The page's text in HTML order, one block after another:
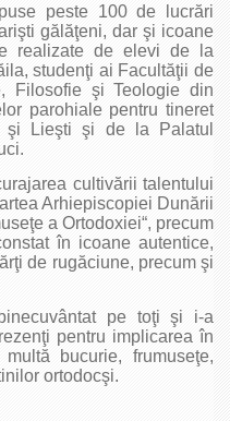
peste 100 de lucrări
gălăţeni, dar şi icoane
realizate de elevi de la
studenţi ai Facultăţii de
Filosofie şi Teologie din
parohiale pentru tineret
şi Lieşti şi de la Palatul
cultivării talentului
Arhiepiscopiei Dunării
a Ortodoxiei“, precum
în icoane autentice,
de rugăciune, precum şi
pe toţi şi i-a
pentru implicarea în
bucurie, frumuseţe,
ortodocşi.